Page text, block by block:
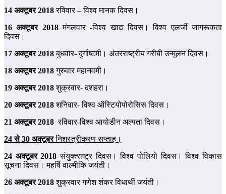
14 अक्‍टूबर 2018रविवार – विश्‍व मानक दिवस।
16 अक्‍टूबर 2018मंगलवार -विश्व खाद्य दिवस। विश्‍व एलर्जी जागरूकता
दिवस।
17 अक्‍टूबर 2018बुधवार- दुर्गाष्‍टमी। अंतरराष्‍ट्रीय गरीबी उन्‍मूलन दिवस।
18 अक्‍टूबर 2018गुरुवार महानवमी।
19 अक्‍टूबर 2018शुक्रवार- दशहरा।
20 अक्‍टूबर 2018शनिवार- विश्‍व ऑस्टियोपोरोसिस दिवस।
21 अक्‍टूबर 2018 रविवार-विश्‍व आयोडीन अल्‍पता दिवस।
24 से 30 अक्‍टूबरनिशस्‍त्रीकरणसप्‍ताह।
24 अक्‍टूबर 2018 संयुक्‍त्‍राष्‍ट्र दिवस। विश्‍व पोलियो दिवस। विश्‍व विकास
सूचना दिवस। महर्षि वाल्‍मीकि जयंती।
26 अक्‍टूबर 2018शुक्रवार गणेश शंकर विधार्थी जयंती।